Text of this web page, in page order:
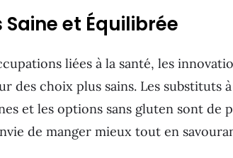
Saine et Équilibrée
liées à la santé, les
des choix plus sains. Les substituts
et les options sans gluten sont de
de manger mieux tout en